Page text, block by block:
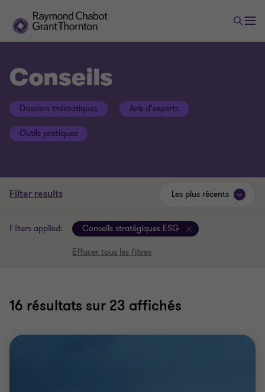
Conseils
Dossiers thématiques Avis d’experts
Outils pratiques
Filter results
Filters applied: Conseils stratégiques ESG
Effacer tous les filtres
16 résultats sur 23 affichés
Les plus récents